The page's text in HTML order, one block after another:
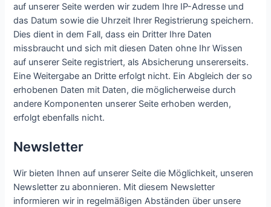
auf unserer Seite werden wir zudem Ihre IP-Adresse und
das Datum sowie die Uhrzeit Ihrer Registrierung speichern.
Dies dient in dem Fall, dass ein Dritter Ihre Daten
missbraucht und sich mit diesen Daten ohne Ihr Wissen
auf unserer Seite registriert, als Absicherung unsererseits.
Eine Weitergabe an Dritte erfolgt nicht. Ein Abgleich der so
erhobenen Daten mit Daten, die möglicherweise durch
andere Komponenten unserer Seite erhoben werden,
erfolgt ebenfalls nicht.
Newsletter
Wir bieten Ihnen auf unserer Seite die Möglichkeit, unseren
Newsletter zu abonnieren. Mit diesem Newsletter
informieren wir in regelmäßigen Abständen über unsere